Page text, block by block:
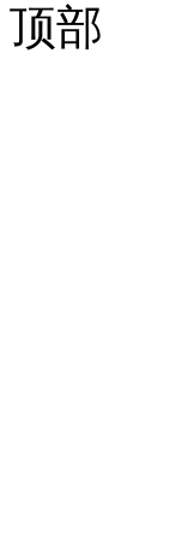
顶部